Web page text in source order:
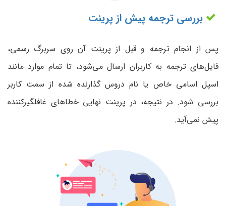
بررسی ترجمه پیش از پرینت
پس از انجام ترجمه و قبل از پرینت آن روی سربرگ رسمی،
فایل‌های ترجمه به کاربران ارسال می‌شود، تا تمام موارد مانند
اسپل اسامی خاص یا نام دروس گذارنده شده از سمت کاربر
بررسی شود. در نتیجه، در پرینت نهایی خطاهای غافلگیرکننده
پیش نمی‌آید.